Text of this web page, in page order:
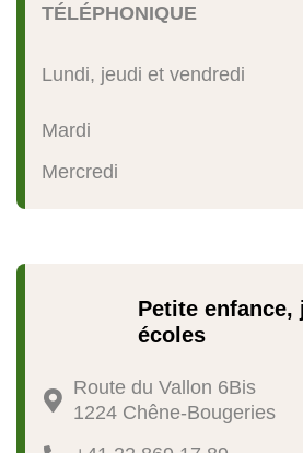
TÉLÉPHONIQUE
Lundi, jeudi et vendredi
Mardi
Mercredi
Petite enfance,
écoles

Route du Vallon 6Bis
1224 Chêne-Bougeries